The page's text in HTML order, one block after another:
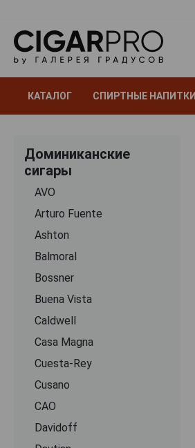
КАТАЛОГ СПИРТНЫЕ НАПИТКИ
Доминиканские
сигары
AVO
Arturo Fuente
Ashton
Balmoral
Bossner
Buena Vista
Caldwell
Casa Magna
Cuesta-Rey
Cusano
CАО
Davidoff